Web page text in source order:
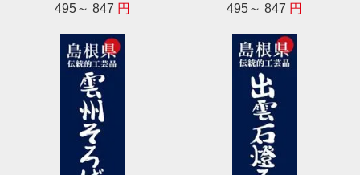
495～ 847 円 495～ 847 円